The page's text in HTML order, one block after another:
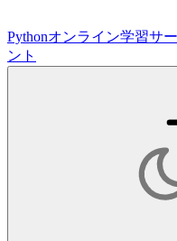
Pythonオンライン学習サ
ント